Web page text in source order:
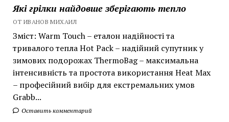
Які грілки найдовше зберігають тепло
ОТ ИВАНОВ МИХАИЛ
Зміст: Warm Touch – еталон надійності та
тривалого тепла Hot Pack – надійний супутник у
зимових подорожах ThermoBag – максимальна
інтенсивність та простота використання Heat Max
– професійний вибір для екстремальних умов
Grabb...
Оставить комментарий